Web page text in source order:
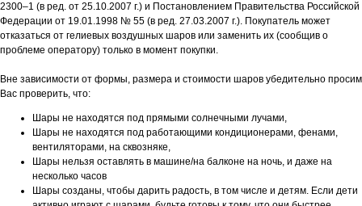
2300–1 (в ред. от 25.10.2007 г.) и Постановлением Правительства Российской
Федерации от 19.01.1998 № 55 (в ред. 27.03.2007 г.). Покупатель может
отказаться от гелиевых воздушных шаров или заменить их (сообщив о
проблеме оператору) только в момент покупки.
Вне зависимости от формы, размера и стоимости шаров убедительно просим
Вас проверить, что:
Шары не находятся под прямыми солнечными лучами,
Шары не находятся под работающими кондиционерами, фенами,
вентиляторами, на сквозняке,
Шары нельзя оставлять в машине/на балконе на ночь, и даже на
несколько часов
Шары созданы, чтобы дарить радость, в том числе и детям. Если дети